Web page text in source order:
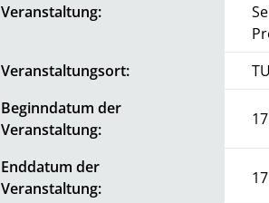
Veranstaltung:
Veranstaltungsort:
Beginndatum der
Veranstaltung:
Enddatum der
Veranstaltung: